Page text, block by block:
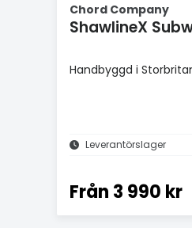
Chord Company
ShawlineX
Handbyggd i
Leverantörslager
Från 3 990 kr